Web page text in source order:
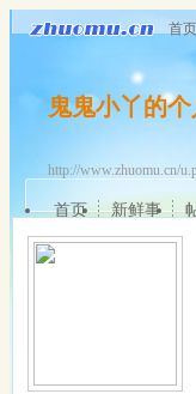
首页
鬼鬼小丫的
http://www.zhuomu.cn/
首页 新鲜事